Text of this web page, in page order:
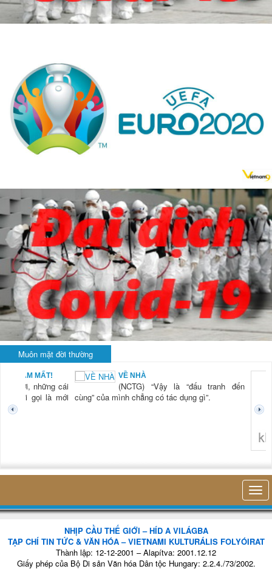
Muôn mặt đời thường
NAM MẤT!
“Xời, những cái
mới gọi là mới
VỀ NHÀ
(NCTG) “Vậy là “đấu tranh đến
cùng” của mình chẳng có tác dụng gì”.
NHỊP CẦU THẾ GIỚI – HÍD A VILÁGBA
TẠP CHÍ TIN TỨC & VĂN HÓA – VIETNAMI KULTURÁLIS FOLYÓIRAT
Thành lập: 12-12-2001 – Alapítva: 2001.12.12
Giấy phép của Bộ Di sản Văn hóa Dân tộc Hungary: 2.2.4./73/2002.